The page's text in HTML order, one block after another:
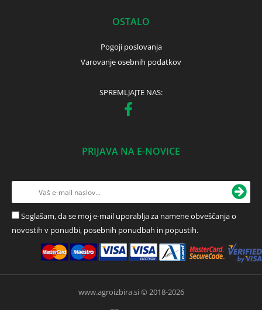
OSTALO
Pogoji poslovanja
Varovanje osebnih podatkov
SPREMLJAJTE NAS:
PRIJAVA NA E-NOVICE
Soglašam, da se moj e-mail uporablja za namene obveščanja o
novostih v ponudbi, posebnih ponudbah in popustih.
www.agroizbira.si © 2018-2026